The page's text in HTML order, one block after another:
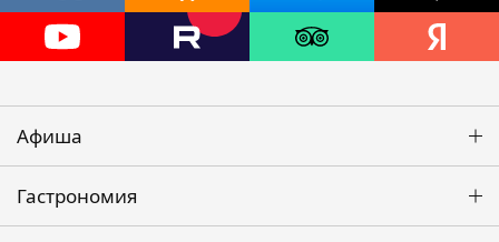
Афиша
Гастрономия